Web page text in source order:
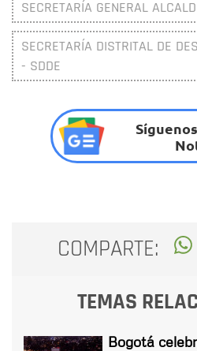
SECRETARÍA GENERAL
SECRETARÍA DISTRITAL DE
- SDDE
COMPARTE:
TEMAS
Bogotá